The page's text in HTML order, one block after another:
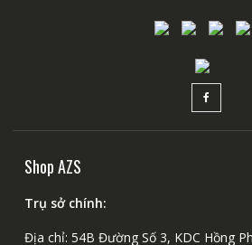
Shop AZS
Trụ sở chính:
Địa chỉ: 54B Đường Số 3, KDC Hồng